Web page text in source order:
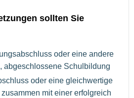
sollten Sie
oder eine andere
abgeschlossene Schulbildung
oder eine gleichwertige
mit einer erfolgreich